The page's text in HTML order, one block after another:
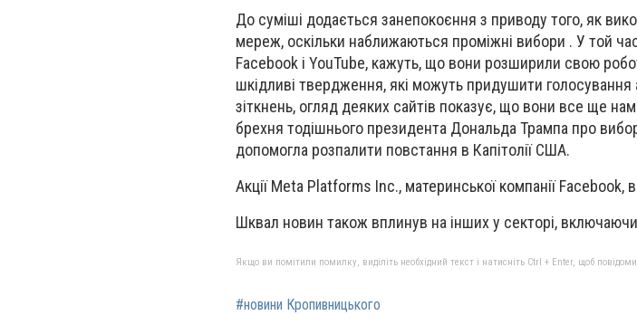
До суміші додається занепокоєння з приводу того, як
мереж, оскільки наближаються проміжні вибори . У той
Facebook і YouTube, кажуть, що вони розширили свою
шкідливі твердження, які можуть придушити голосування
зіткнень, огляд деяких сайтів показує, що вони все ще
брехня тодішнього президента Дональда Трампа про
допомогла розпалити повстання в Капітолії США.
Акції Meta Platforms Inc., материнської компанії Facebook,
Шквал новин також вплинув на інших у секторі,
Якщо ви помітили помилку, виділіть необхідний текст і натисніть Ctrl + Enter, щоб
#новини Кропивницького